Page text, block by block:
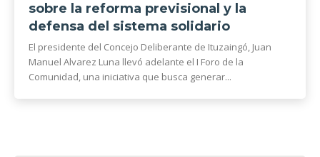
sobre la reforma previsional y la
defensa del sistema solidario
El presidente del Concejo Deliberante de Ituzaingó, Juan
Manuel Alvarez Luna llevó adelante el I Foro de la
Comunidad, una iniciativa que busca generar...